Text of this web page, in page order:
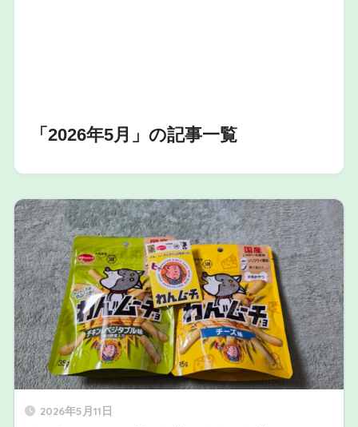
「2026年5月」の記事一覧
2026年5月11日